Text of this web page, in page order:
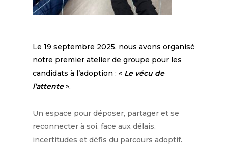
Le 19 septembre 2025, nous avons organisé
notre premier atelier de groupe pour les
candidats à l’adoption : « Le vécu de
l’attente».
Un espace pour déposer, partager et se
reconnecter à soi, face aux délais,
incertitudes et défis du parcours adoptif.